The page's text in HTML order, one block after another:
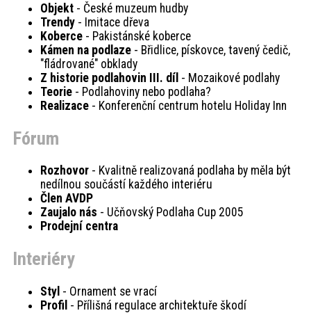
Objekt- České muzeum hudby
Trendy- Imitace dřeva
Koberce- Pakistánské koberce
Kámen na podlaze- Břidlice, pískovce, tavený čedič,
"fládrované" obklady
Z historie podlahovin III. díl - Mozaikové podlahy
Teorie- Podlahoviny nebo podlaha?
Realizace- Konferenční centrum hotelu Holiday Inn
Fórum
Rozhovor- Kvalitně realizovaná podlaha by měla být
nedílnou součástí každého interiéru
Člen AVDP
Zaujalo nás - Učňovský Podlaha Cup 2005
Prodejní centra
Interiéry
Styl - Ornament se vrací
Profil - Přílišná regulace architektuře škodí